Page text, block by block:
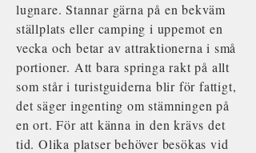
lugnare. Stannar gärna på en bekväm
ställplats eller camping i uppemot en
vecka och betar av attraktionerna i små
portioner. Att bara springa rakt på allt
som står i turistguiderna blir för fattigt,
det säger ingenting om stämningen på
en ort. För att känna in den krävs det
tid. Olika platser behöver besökas vid